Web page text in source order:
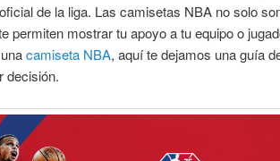
de la liga. Las camisetas NBA no solo
permiten mostrar tu apoyo a tu equipo o
camiseta NBA, aquí te dejamos una guía
decisión.